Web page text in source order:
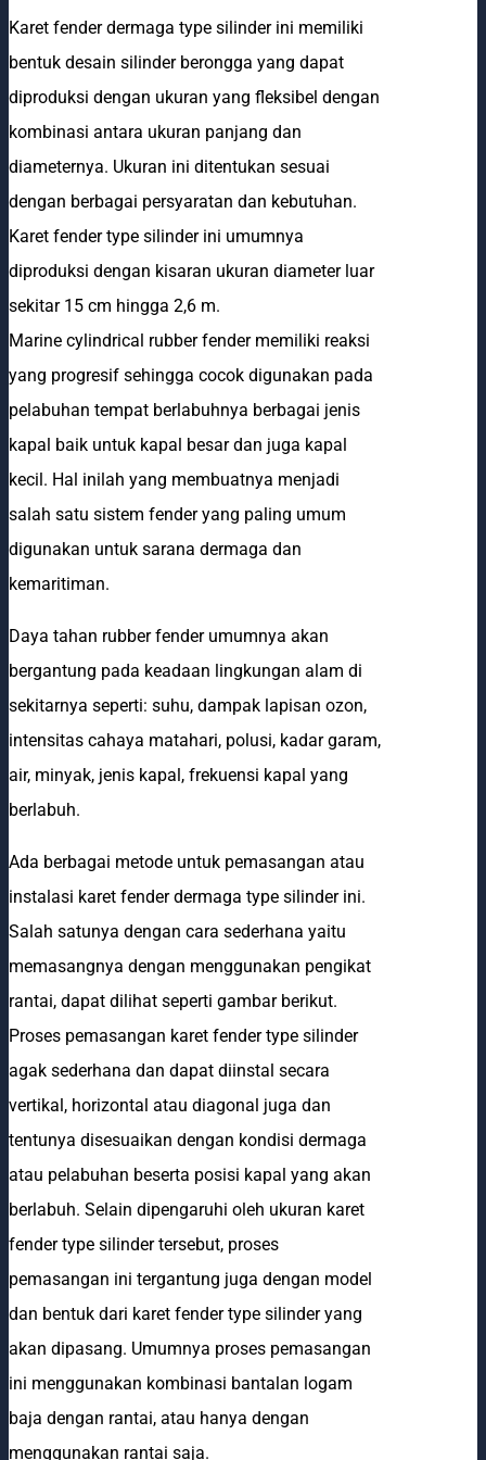
Karet fender dermaga type silinder ini memiliki
bentuk desain silinder berongga yang dapat
diproduksi dengan ukuran yang fleksibel dengan
kombinasi antara ukuran panjang dan
diameternya. Ukuran ini ditentukan sesuai
dengan berbagai persyaratan dan kebutuhan.
Karet fender type silinder ini umumnya
diproduksi dengan kisaran ukuran diameter luar
sekitar 15 cm hingga 2,6 m.
Marine cylindrical rubber fender memiliki reaksi
yang progresif sehingga cocok digunakan pada
pelabuhan tempat berlabuhnya berbagai jenis
kapal baik untuk kapal besar dan juga kapal
kecil. Hal inilah yang membuatnya menjadi
salah satu sistem fender yang paling umum
digunakan untuk sarana dermaga dan
kemaritiman.
Daya tahan rubber fender umumnya akan
bergantung pada keadaan lingkungan alam di
sekitarnya seperti: suhu, dampak lapisan ozon,
intensitas cahaya matahari, polusi, kadar garam,
air, minyak, jenis kapal, frekuensi kapal yang
berlabuh.
Ada berbagai metode untuk pemasangan atau
instalasi karet fender dermaga type silinder ini.
Salah satunya dengan cara sederhana yaitu
memasangnya dengan menggunakan pengikat
rantai, dapat dilihat seperti gambar berikut.
Proses pemasangan karet fender type silinder
agak sederhana dan dapat diinstal secara
vertikal, horizontal atau diagonal juga dan
tentunya disesuaikan dengan kondisi dermaga
atau pelabuhan beserta posisi kapal yang akan
berlabuh. Selain dipengaruhi oleh ukuran karet
fender type silinder tersebut, proses
pemasangan ini tergantung juga dengan model
dan bentuk dari karet fender type silinder yang
akan dipasang. Umumnya proses pemasangan
ini menggunakan kombinasi bantalan logam
baja dengan rantai, atau hanya dengan
menggunakan rantai saja.